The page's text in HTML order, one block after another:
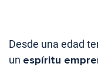
Desde una edad
un espíritu